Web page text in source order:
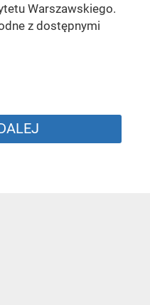
Warszawskiego.
z dostępnymi